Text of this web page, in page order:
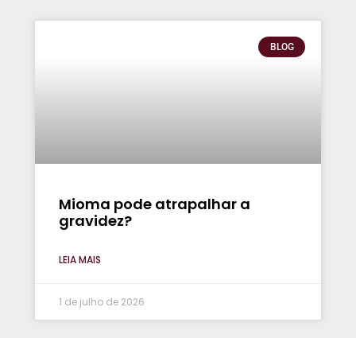
BLOG
Mioma pode atrapalhar a
gravidez?
LEIA MAIS
1 de julho de 2026